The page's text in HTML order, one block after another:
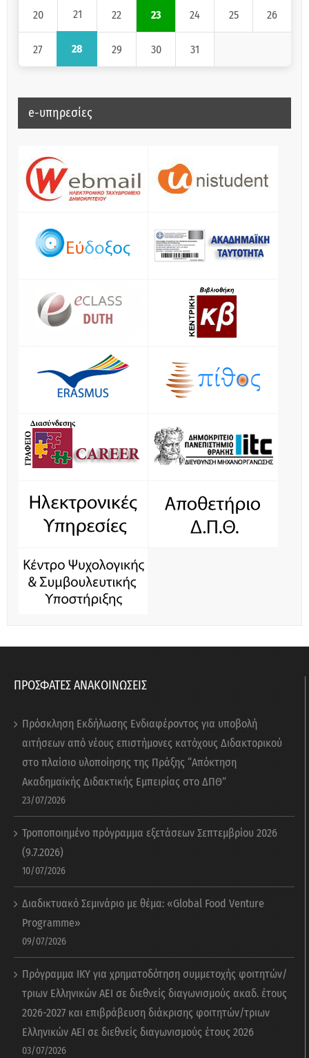
20 21 22 23 24 25 26
27 28 29 30 31
e-υπηρεσίες
ΠΡΟΣΦΑΤΕΣ ΑΝΑΚΟΙΝΩΣΕΙΣ
Πρόσκληση Εκδήλωσης Ενδιαφέροντος για υποβολή
αιτήσεων από νέους επιστήμονες κατόχους Διδακτορικού
στο πλαίσιο υλοποίησης της Πράξης “Απόκτηση
Ακαδημαϊκής Διδακτικής Εμπειρίας στο ΔΠΘ”
23/07/2026
Τροποποιημένο πρόγραμμα εξετάσεων Σεπτεμβρίου 2026
(9.7.2026)
10/07/2026
Διαδικτυακό Σεμινάριο με θέμα: «Global Food Venture
Programme»
09/07/2026
Πρόγραμμα ΙΚΥ για χρηματοδότηση συμμετοχής φοιτητών/
τριων Ελληνικών ΑΕΙ σε διεθνείς διαγωνισμούς ακαδ. έτους
2026-2027 και επιβράβευση διάκρισης φοιτητών/τριων
Ελληνικών ΑΕΙ σε διεθνείς διαγωνισμούς έτους 2026
03/07/2026